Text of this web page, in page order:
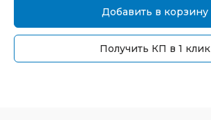
Добавить в корзину
Получить КП в 1 клик